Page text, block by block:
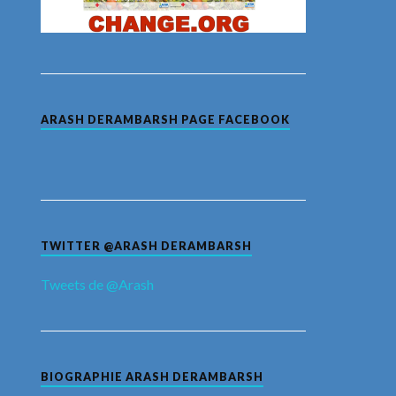
ARASH DERAMBARSH PAGE FACEBOOK
TWITTER @ARASH DERAMBARSH
Tweets de @Arash
BIOGRAPHIE ARASH DERAMBARSH